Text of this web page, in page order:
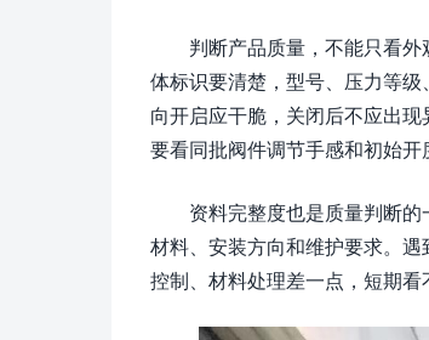
判断产品质量，不能只看
体标识要清楚，型号、压力等
向开启应干脆，关闭后不应出
要看同批阀件调节手感和初始开
资料完整度也是质量判断
材料、安装方向和维护要求。
控制、材料处理差一点，短期看